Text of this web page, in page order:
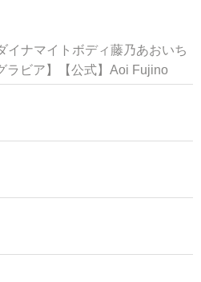
イナマイトボディ藤乃あおいち
ラビア】【公式】Aoi Fujino